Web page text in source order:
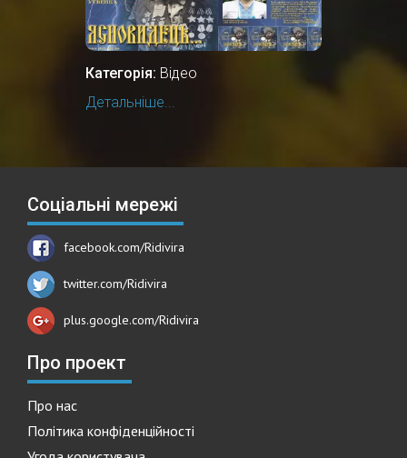
Категорія: Відео
Детальніше...
Соціальні мережі
facebook.com/Ridivira
twitter.com/Ridivira
plus.google.com/Ridivira
Про проект
Про нас
Політика конфіденційності